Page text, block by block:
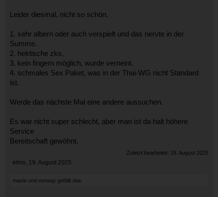
Leider diesmal, nicht so schön.
1. sehr albern oder auch verspielt und das nervte in der
Summe.
2. hektische zks,
3. kein fingern möglich, wurde verneint.
4. schmales Sex Paket, was in der Thai-WG nicht Standard
ist.
Werde das nächste Mal eine andere aussuchen.
Es war nicht super schlecht, aber man ist da halt höhere
Service
Bereitschaft gewöhnt.
Zuletzt bearbeitet: 19. August 2025
elmo, 19. August 2025
maxle und norway gefällt das.